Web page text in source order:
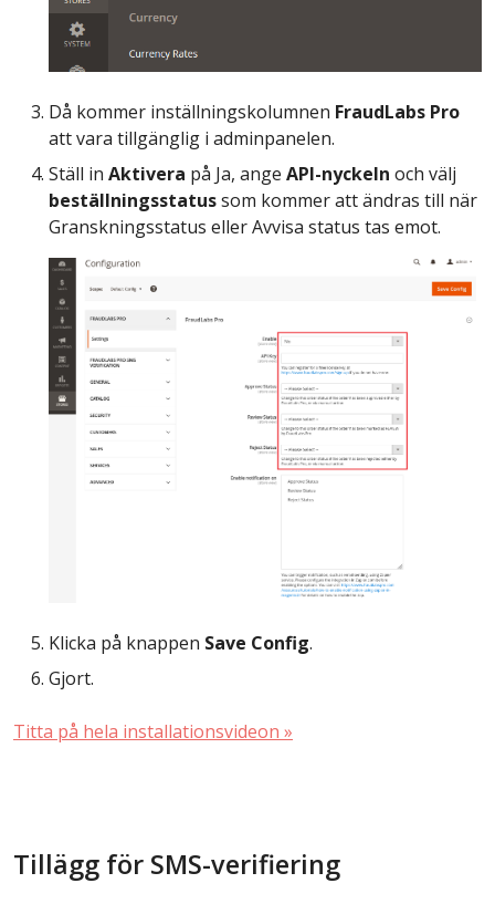
Då kommer inställningskolumnen FraudLabs Pro
att vara tillgänglig i adminpanelen.
Ställ in Aktivera på Ja, ange API-nyckeln och välj
beställningsstatussom kommer att ändras till när
Granskningsstatus eller Avvisa status tas emot.
Klicka på knappen Save Config.
Gjort.
Titta på hela installationsvideon »
Tillägg för SMS-verifiering